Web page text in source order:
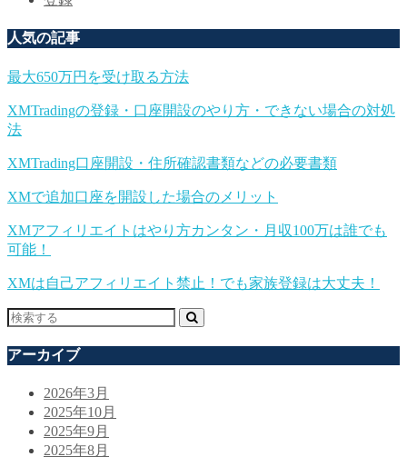
人気の記事
最大650万円を受け取る方法
XMTradingの登録・口座開設のやり方・できない場合の対処
法
XMTrading口座開設・住所確認書類などの必要書類
XMで追加口座を開設した場合のメリット
XMアフィリエイトはやり方カンタン・月収100万は誰でも
可能！
XMは自己アフィリエイト禁止！でも家族登録は大丈夫！
アーカイブ
2026年3月
2025年10月
2025年9月
2025年8月